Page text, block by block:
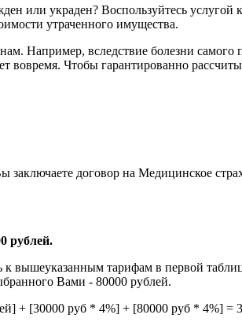
или украден? Воспользуйтесь
утраченного имущества.
Например, вследствие болезни самого
вовремя. Чтобы гарантированно
договор на Медицинское
рублей.
вышеуказанным тарифам в первой
Вами - 80000 рублей.
+ [30000 руб * 4%] + [80000 руб * 4%] =